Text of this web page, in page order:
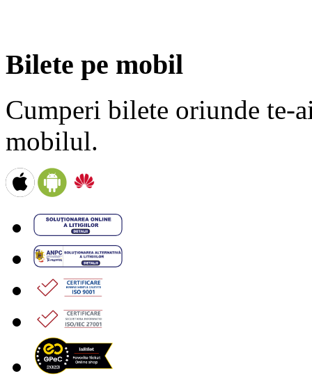
Bilete pe mobil
Cumperi bilete oriunde te-
mobilul.